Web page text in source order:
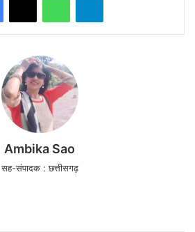
Ambika Sao
सह-संपादक : छत्तीसगढ़